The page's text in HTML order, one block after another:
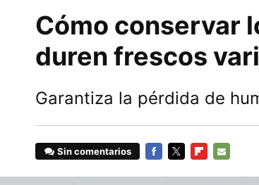
Cómo conservar
duren frescos
Garantiza la pérdida de
Sin comentarios